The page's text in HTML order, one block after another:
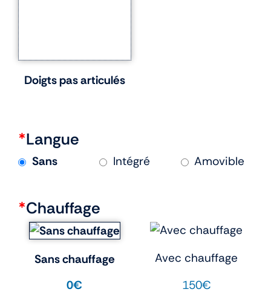
Doigts pas articulés
*Langue
Sans Intégré Amovible
*Chauffage
Sans chauffage
0€
Avec chauffage
150€